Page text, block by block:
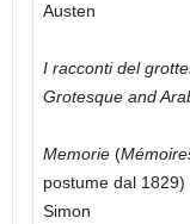
Austen
I racconti del
Grotesque and
Memorie (
postume dal
Simon